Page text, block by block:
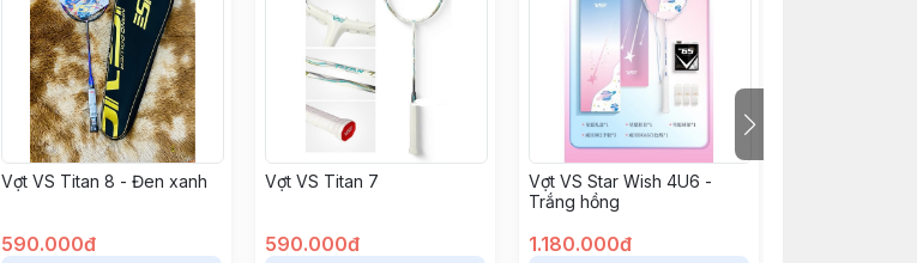
Vợt VS Titan 8 - Đen xanh
590.000đ
Vợt VS Titan 7
590.000đ
Vợt VS Star Wish 4U6 -
Trắng hồng
1.180.000đ